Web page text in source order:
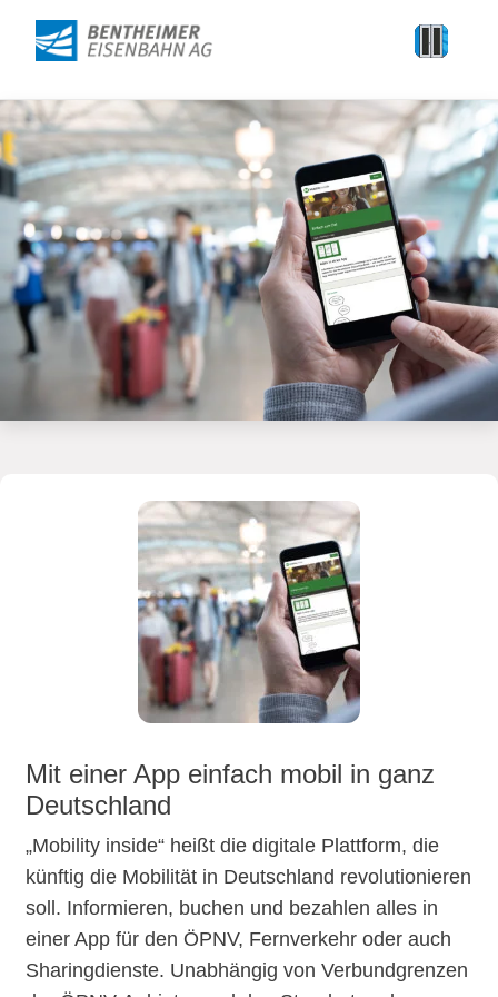
Mit einer App einfach mobil in ganz
Deutschland
„Mobility inside“ heißt die digitale Plattform, die
künftig die Mobilität in Deutschland revolutionieren
soll. Informieren, buchen und bezahlen alles in
einer App für den ÖPNV, Fernverkehr oder auch
Sharingdienste. Unabhängig von Verbundgrenzen